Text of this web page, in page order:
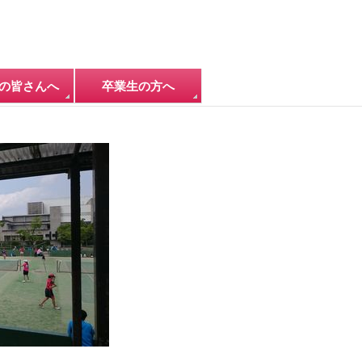
皆さんへ 卒業生の方へ